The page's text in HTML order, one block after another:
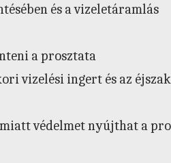
és a vizeletáramlás
a prosztata
vizelési ingert és az
védelmet nyújthat a